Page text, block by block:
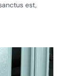
est,